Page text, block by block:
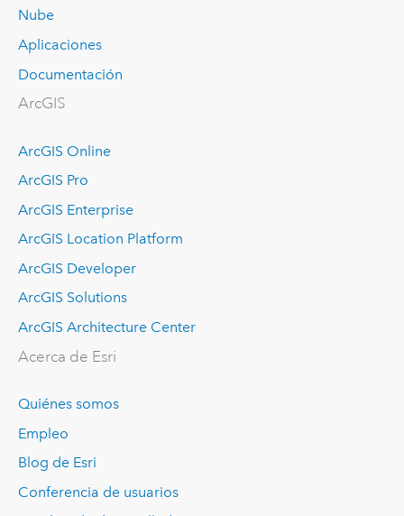
Nube
Aplicaciones
Documentación
ArcGIS
ArcGIS Online
ArcGIS Pro
ArcGIS Enterprise
ArcGIS Location Platform
ArcGIS Developer
ArcGIS Solutions
ArcGIS Architecture Center
Acerca de Esri
Quiénes somos
Empleo
Blog de Esri
Conferencia de usuarios